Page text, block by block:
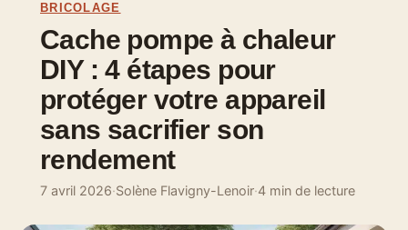
BRICOLAGE
Cache pompe à chaleur
DIY : 4 étapes pour
protéger votre appareil
sans sacrifier son
rendement
7 avril 2026·Solène Flavigny-Lenoir·4 min de lecture